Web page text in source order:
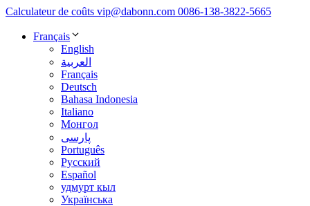
Calculateur de coûts vip@dabonn.com 0086-138-3822-5665
Français
English
العربية
Français
Deutsch
Bahasa Indonesia
Italiano
Монгол
پارسی
Português
Русский
Español
удмурт кыл
Українська